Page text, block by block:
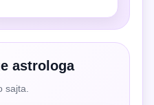
astrologa
sajta.